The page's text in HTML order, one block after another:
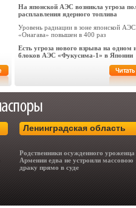
На японской АЭС возникла угроза
расплавления ядерного топлива
Уровень радиации в зоне японской АЭС
«Онагава» повышен в 400 раз
Есть угроза нового взрыва на одном
блоков АЭС «Фукусима-1» в Японии
Ленинградская область
Родственники осужденного уроженца
Армении едва не устроили массовою
драку прямо в суде